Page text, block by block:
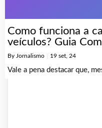
Como funciona a
veículos? Guia
By Jornalismo 19 set, 24
Vale a pena destacar que,